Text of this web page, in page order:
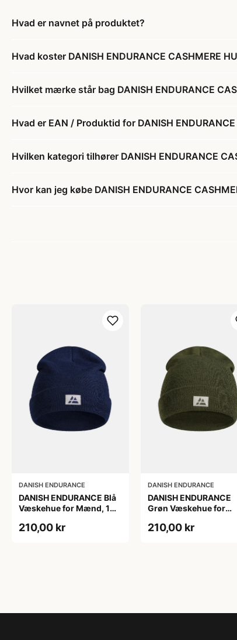
Hvad er navnet på produktet?
Hvad koster DANISH ENDURANCE CASHMERE
Hvilket mærke står bag DANISH ENDURANCE
Hvad er EAN / Produktid for DANISH
Hvilken kategori tilhører DANISH ENDURANCE
Hvor kan jeg købe DANISH ENDURANCE
DANISH ENDURANCE
DANISH ENDURANCE Blå
Væskehue for Mænd, 100
210,00 kr
DANISH ENDURANCE
DANISH ENDURANCE
Grøn Væskehue for
Genanvendt Polyester
210,00 kr